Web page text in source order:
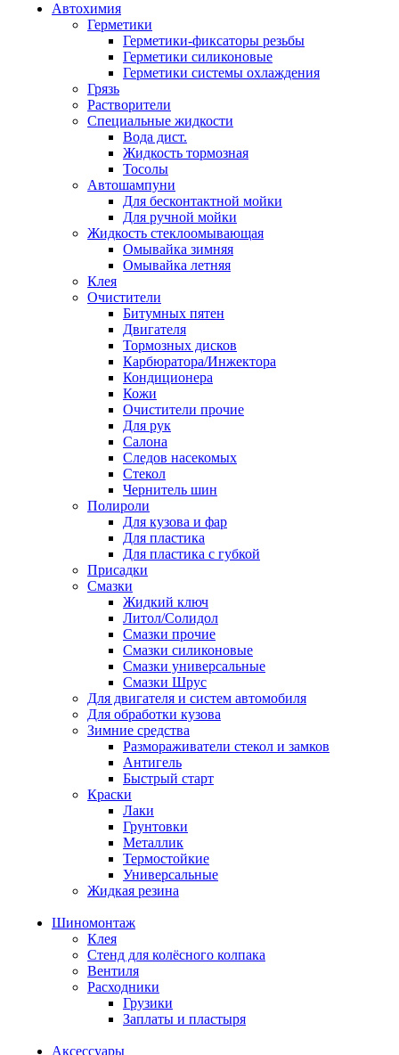
Автохимия
Герметики
Герметики-фиксаторы резьбы
Герметики силиконовые
Герметики системы охлаждения
Грязь
Растворители
Специальные жидкости
Вода дист.
Жидкость тормозная
Тосолы
Автошампуни
Для бесконтактной мойки
Для ручной мойки
Жидкость стеклоомывающая
Омывайка зимняя
Омывайка летняя
Клея
Очистители
Битумных пятен
Двигателя
Тормозных дисков
Карбюратора/Инжектора
Кондиционера
Кожи
Очистители прочие
Для рук
Салона
Следов насекомых
Стекол
Чернитель шин
Полироли
Для кузова и фар
Для пластика
Для пластика с губкой
Присадки
Смазки
Жидкий ключ
Литол/Солидол
Смазки прочие
Смазки силиконовые
Смазки универсальные
Смазки Шрус
Для двигателя и систем автомобиля
Для обработки кузова
Зимние средства
Размораживатели стекол и замков
Антигель
Быстрый старт
Краски
Лаки
Грунтовки
Металлик
Термостойкие
Универсальные
Жидкая резина
Шиномонтаж
Клея
Стенд для колёсного колпака
Вентиля
Расходники
Грузики
Заплаты и пластыря
Аксессуары